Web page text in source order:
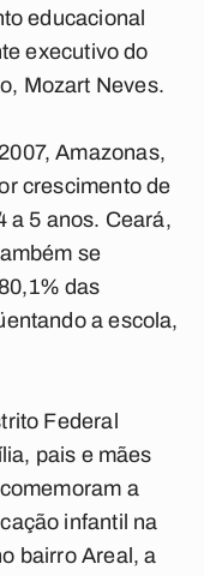
educacional
executivo do
Mozart Neves.
Amazonas,
crescimento de
a 5 anos. Ceará,
se
das
a escola,
Federal
pais e mães
a
infantil na
bairro Areal, a